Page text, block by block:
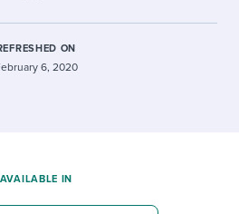
ON
6, 2020
AVAILABLE IN